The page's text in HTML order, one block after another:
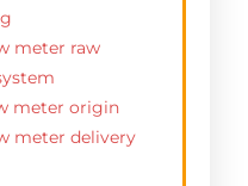
meter raw
meter origin
meter delivery